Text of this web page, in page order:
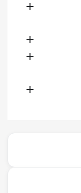



